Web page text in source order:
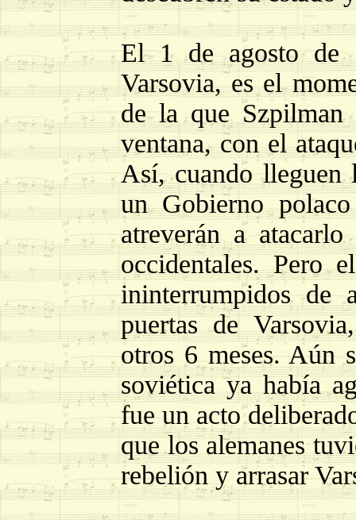
El 1 de agosto de
Varsovia, es el
de la que Szpilman
ventana, con el
Así, cuando lleguen
un Gobierno
atreverán a
occidentales. Pero
ininterrumpidos de
puertas de
otros 6 meses. Aún
soviética ya había
fue un acto
que los alemanes
rebelión y arrasar